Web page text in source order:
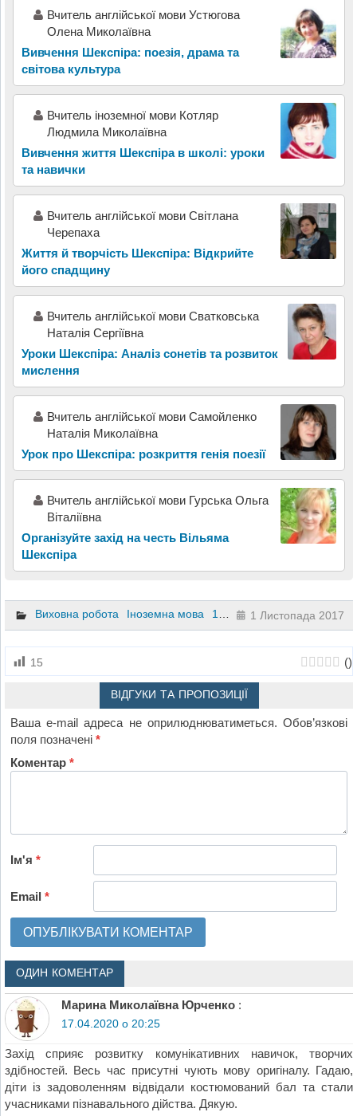
Вчитель англійської мови Устюгова
Олена Миколаївна
Вивчення Шекспіра: поезія, драма та
світова культура
Вчитель іноземної мови Котляр
Людмила Миколаївна
Вивчення життя Шекспіра в школі: уроки
та навички
Вчитель англійської мови Світлана
Черепаха
Життя й творчість Шекспіра: Відкрийте
його спадщину
Вчитель англійської мови Сватковська
Наталія Сергіївна
Уроки Шекспіра: Аналіз сонетів та розвиток
мислення
Вчитель англійської мови Самойленко
Наталія Миколаївна
Урок про Шекспіра: розкриття генія поезії
Вчитель англійської мови Гурська Ольга
Віталіївна
Організуйте захід на честь Вільяма
Шекспіра
Виховна робота Іноземна мова 10 клас 11 клас 7 клас
1 Листопада 2017
15 ()
ВІДГУКИ ТА ПРОПОЗИЦІЇ
Ваша e-mail адреса не оприлюднюватиметься. Обов’язкові
поля позначені*
Коментар*
Ім'я*
Email*
ОДИН КОМЕНТАР
Марина Миколаївна Юрченко :
17.04.2020 о 20:25
Захід сприяє розвитку комунікативних навичок, творчих
здібностей. Весь час присутні чують мову оригіналу. Гадаю,
діти із задоволенням відвідали костюмований бал та стали
учасниками пізнавального дійства. Дякую.